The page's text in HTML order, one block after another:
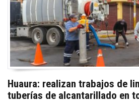
Huaura: realizan trabajos de
tuberías de alcantarillado en